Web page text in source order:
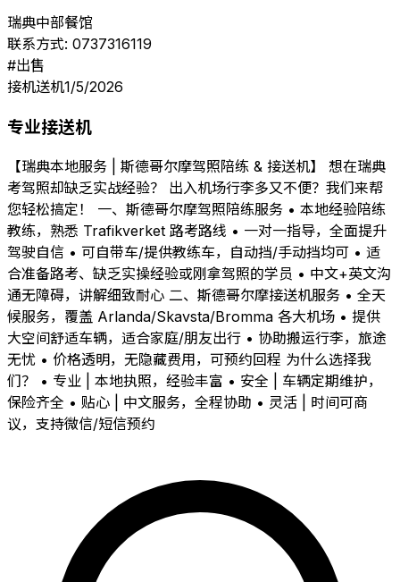
瑞典中部餐馆
联系方式: 0737316119
#出售
接机送机1/5/2026
专业接送机
【瑞典本地服务 | 斯德哥尔摩驾照陪练 & 接送机】 想在瑞典
考驾照却缺乏实战经验？ 出入机场行李多又不便？我们来帮
您轻松搞定！ 一、斯德哥尔摩驾照陪练服务 • 本地经验陪练
教练，熟悉 Trafikverket 路考路线 • 一对一指导，全面提升
驾驶自信 • 可自带车/提供教练车，自动挡/手动挡均可 • 适
合准备路考、缺乏实操经验或刚拿驾照的学员 • 中文+英文沟
通无障碍，讲解细致耐心 二、斯德哥尔摩接送机服务 • 全天
候服务，覆盖 Arlanda/Skavsta/Bromma 各大机场 • 提供
大空间舒适车辆，适合家庭/朋友出行 • 协助搬运行李，旅途
无忧 • 价格透明，无隐藏费用，可预约回程 为什么选择我
们？ • 专业 | 本地执照，经验丰富 • 安全 | 车辆定期维护，
保险齐全 • 贴心 | 中文服务，全程协助 • 灵活 | 时间可商
议，支持微信/短信预约